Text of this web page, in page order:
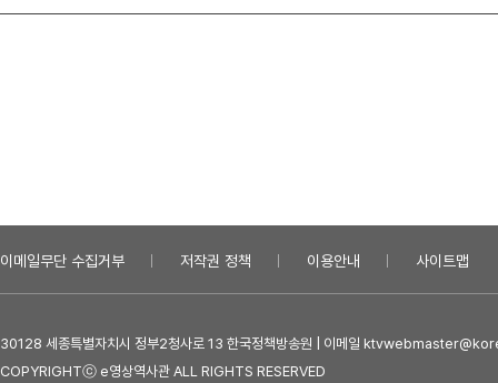
이메일무단 수집거부 저작권 정책 이용안내 사이트맵
30128 세종특별자치시 정부2청사로 13 한국정책방송원 | 이메일
COPYRIGHTⓒ e영상역사관 ALL RIGHTS RESERVED